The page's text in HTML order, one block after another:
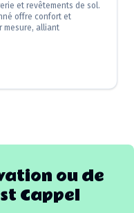
et revêtements de sol.
offre confort et
mesure, alliant
ou de
Cappel